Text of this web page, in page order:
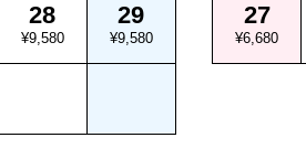
28
¥9,580
29
¥9,580
27
¥6,680